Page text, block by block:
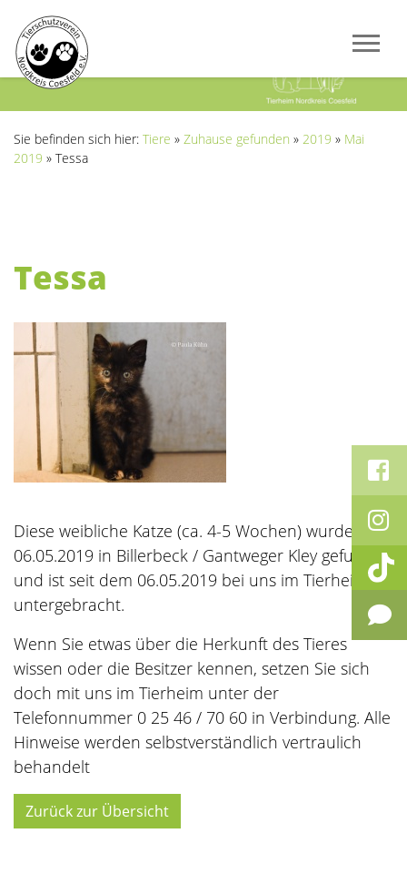
Sie befinden sich hier: Tiere » Zuhause gefunden » 2019 » Mai
2019 » Tessa
Tessa
Diese weibliche Katze (ca. 4-5 Wochen) wurde am
06.05.2019 in Billerbeck / Gantweger Kley gefunden
und ist seit dem 06.05.2019 bei uns im Tierheim
untergebracht.
Wenn Sie etwas über die Herkunft des Tieres
wissen oder die Besitzer kennen, setzen Sie sich
doch mit uns im Tierheim unter der
Telefonnummer 0 25 46 / 70 60 in Verbindung. Alle
Hinweise werden selbstverständlich vertraulich
behandelt
Zurück zur Übersicht